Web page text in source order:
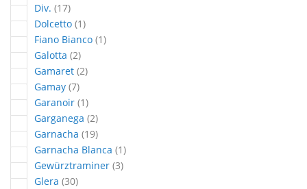
Div. 17articles
Dolcetto 1article
Fiano Bianco 1article
Galotta 2articles
Gamaret 2articles
Gamay 7articles
Garanoir 1article
Garganega 2articles
Garnacha 19articles
Garnacha Blanca 1article
Gewürztraminer 3articles
Glera 30articles